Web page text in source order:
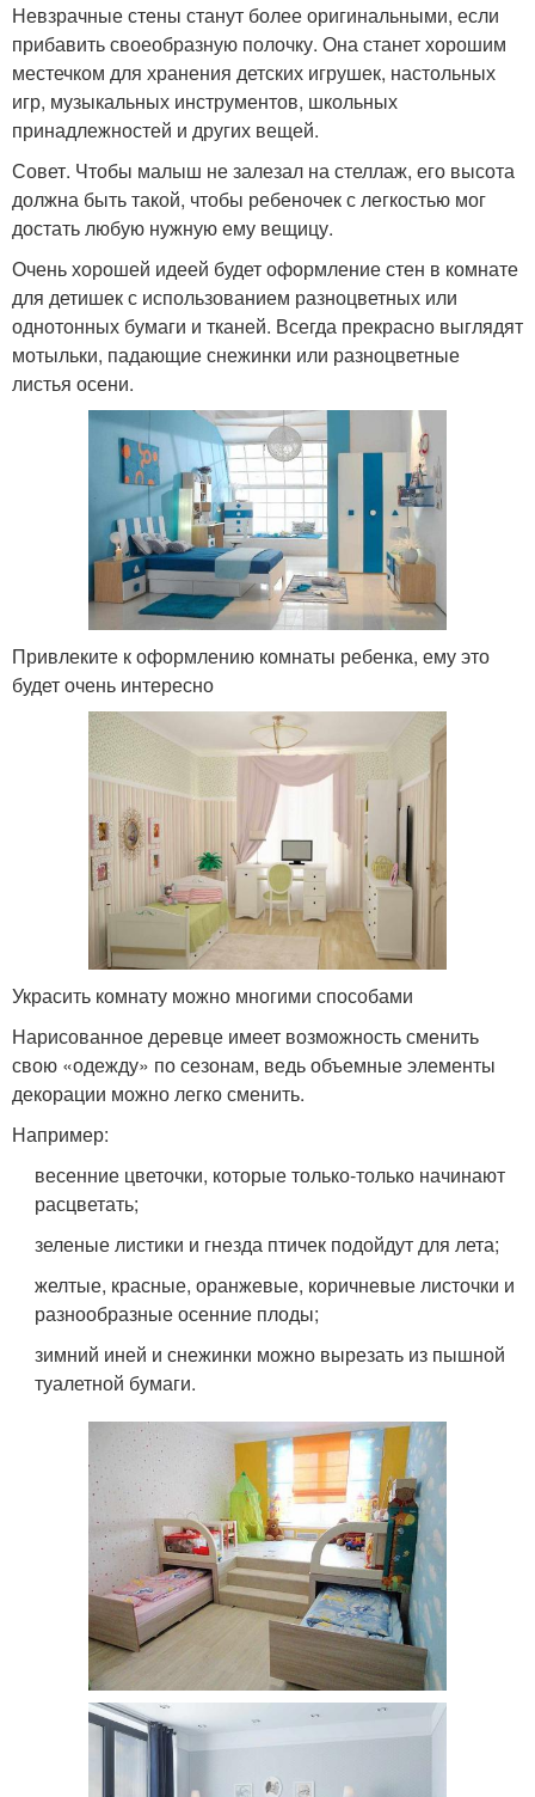
Невзрачные стены станут более оригинальными, если
прибавить своеобразную полочку. Она станет хорошим
местечком для хранения детских игрушек, настольных
игр, музыкальных инструментов, школьных
принадлежностей и других вещей.
Совет. Чтобы малыш не залезал на стеллаж, его высота
должна быть такой, чтобы ребеночек с легкостью мог
достать любую нужную ему вещицу.
Очень хорошей идеей будет оформление стен в комнате
для детишек с использованием разноцветных или
однотонных бумаги и тканей. Всегда прекрасно выглядят
мотыльки, падающие снежинки или разноцветные
листья осени.
Привлеките к оформлению комнаты ребенка, ему это
будет очень интересно
Украсить комнату можно многими способами
Нарисованное деревце имеет возможность сменить
свою «одежду» по сезонам, ведь объемные элементы
декорации можно легко сменить.
Например:
весенние цветочки, которые только-только начинают
расцветать;
зеленые листики и гнезда птичек подойдут для лета;
желтые, красные, оранжевые, коричневые листочки и
разнообразные осенние плоды;
зимний иней и снежинки можно вырезать из пышной
туалетной бумаги.